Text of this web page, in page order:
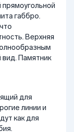
габбро.
Верхняя
Памятник
для
линии и
как для